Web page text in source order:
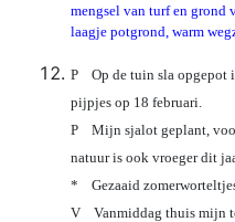
mengsel van turf en grond
laagje potgrond, warm
P Op de tuin sla opgepot
pijpjes op 18 februari.
P Mijn sjalot geplant,
natuur is ook vroeger dit
* Gezaaid
V Vanmiddag thuis mijn